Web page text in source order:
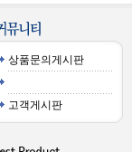
상품문의게시판
고객게시판